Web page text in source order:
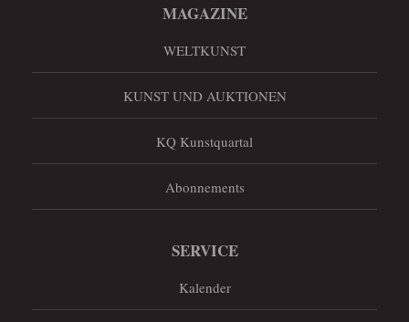
MAGAZINE
WELTKUNST
KUNST UND AUKTIONEN
KQ Kunstquartal
Abonnements
SERVICE
Kalender